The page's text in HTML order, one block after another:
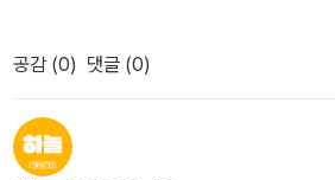
에 치른 대가들이 결국 나를 성장시켰다는
서 안 가르쳐 주는 걸 책 한 권이 대신 가르
겠다. 다만 다음번엔, 적어도 돈 문제만큼은
이 생겼다.책이 던지는 질문우리가 삶에서
늘의 나를 원망하지 않도록 날마다 조금씩
그게 바로 가장 단단한 1인분의 몫을 해내는
있겠다.* 이 책은 디자인하우스
이 글은 보내주신 책을 탐독 후 주관적으로
서기 #디자인하우스 #자립 #1인가구 #회사
좋은 사람이 되어야 한다는 거죠. 결국 자
아낸다는 건 멋진 인생을 만들어가는 기본
로 살아가기 위해 반드시 알아야 할 인생
1로 서기가 결코 쉽지 않다.하지만 그런 나,
서기를 원한다면 저자가 제시하는 5가지 핵
고 판단할 수 있다.나이의 많고 적음을 떠나
들이 있지만 나이듦을 무시할 수 없는 것이
왜 이리 힘든 것인지. 이럴 때 적재적소에
드 북 하나 있으면 유용할 것 같다. 우리는
세대가 아니던가? 그래서 이 책의 탄생목적은 학교에서 가르쳐 주지
않는 실전교범이다. 저자는 항변한다. '공부
로 사는 방법을 가르쳐 주지 않았다. 좋은
공감 (0) 댓글 (0)